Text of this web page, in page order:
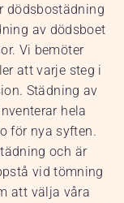
dödsbostädning
av dödsboet
Vi bemöter
att varje steg i
Städning av
hela
för nya syften.
och är
vid tömning
att välja våra